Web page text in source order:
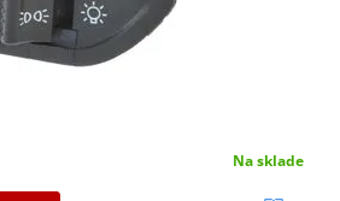
Na sklade